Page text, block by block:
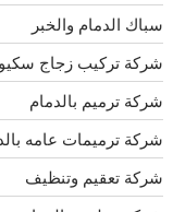
سباك الدمام والخبر
شركة تركيب زجاج
شركة ترميم بالدمام
شركة ترميمات عامه
شركة تعقيم وتنظيف